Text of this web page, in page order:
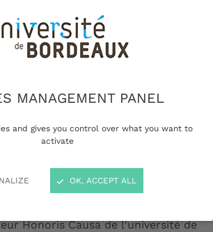
MANAGEMENT PANEL
and gives you control over what you want to
activate
OK, ACCEPT ALL
Honoris Causa de
de Bordeaux
d’archéologie et spécialiste
Honoris Causa de l'université de